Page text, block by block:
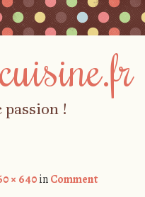
passion !
× 640inComment